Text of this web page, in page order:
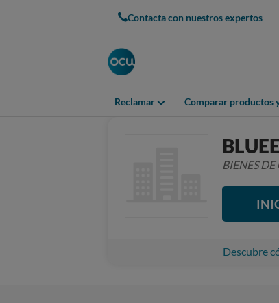
Contacta con nuestros expertos
Reclamar Comparar productos
BIENES
Descubre